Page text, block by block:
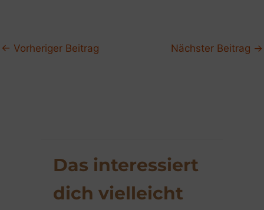
← Vorheriger Beitrag Nächster Beitrag →
Das interessiert
dich vielleicht